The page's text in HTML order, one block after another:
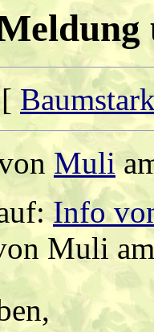
[
Muli
Info
Muli